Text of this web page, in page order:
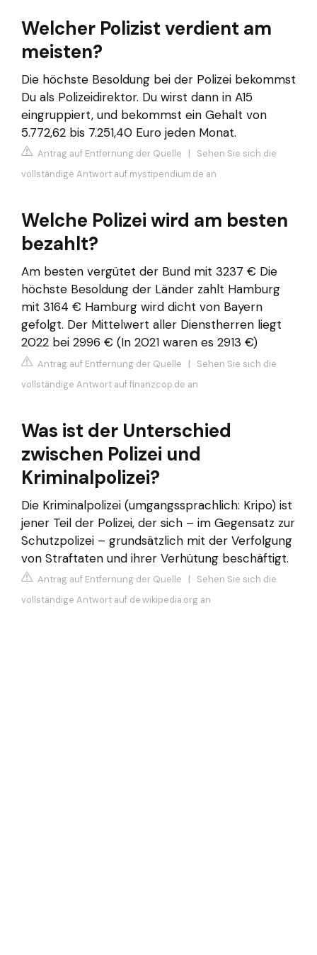
Welcher Polizist verdient am
meisten?
Die höchste Besoldung bei der Polizei bekommst
Du als Polizeidirektor. Du wirst dann in A15
eingruppiert, und bekommst ein Gehalt von
5.772,62 bis 7.251,40 Euro jeden Monat.
Antrag auf Entfernung der Quelle | Sehen Sie sich die
vollständige Antwort auf mystipendium.de an
Welche Polizei wird am besten
bezahlt?
Am besten vergütet der Bund mit 3237 € Die
höchste Besoldung der Länder zahlt Hamburg
mit 3164 € Hamburg wird dicht von Bayern
gefolgt. Der Mittelwert aller Dienstherren liegt
2022 bei 2996 € (In 2021 waren es 2913 €)
Antrag auf Entfernung der Quelle | Sehen Sie sich die
vollständige Antwort auf finanzcop.de an
Was ist der Unterschied
zwischen Polizei und
Kriminalpolizei?
Die Kriminalpolizei (umgangssprachlich: Kripo) ist
jener Teil der Polizei, der sich – im Gegensatz zur
Schutzpolizei – grundsätzlich mit der Verfolgung
von Straftaten und ihrer Verhütung beschäftigt.
Antrag auf Entfernung der Quelle | Sehen Sie sich die
vollständige Antwort auf de.wikipedia.org an